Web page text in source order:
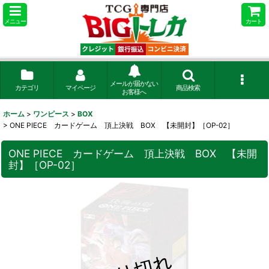
メニュー カート
カテゴリ マイページ
メールが届かない
お客様へ
商品検索
ホーム > ワンピース > BOX
> ONE PIECE カードゲーム 頂上決戦 BOX 【未開封】［OP-02］
ONE PIECE カードゲーム 頂上決戦 BOX 【未開
封】［OP-02］